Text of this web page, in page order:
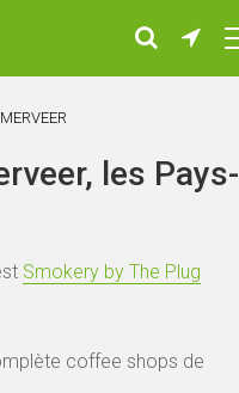
les Pays-
Smokery by The Plug
coffee shops de